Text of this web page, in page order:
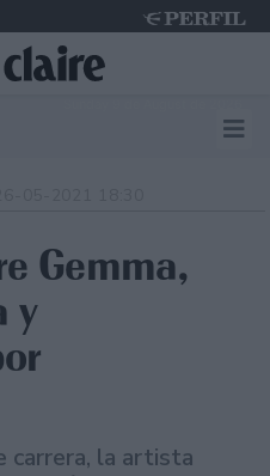
Gemma,
y
carrera, la artista